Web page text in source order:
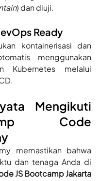
) dan diuji.
Ready
kontainerisasi dan
menggunakan
Kubernetes melalui
Mengikuti
Code
memastikan bahwa
JS Bootcamp Jakarta